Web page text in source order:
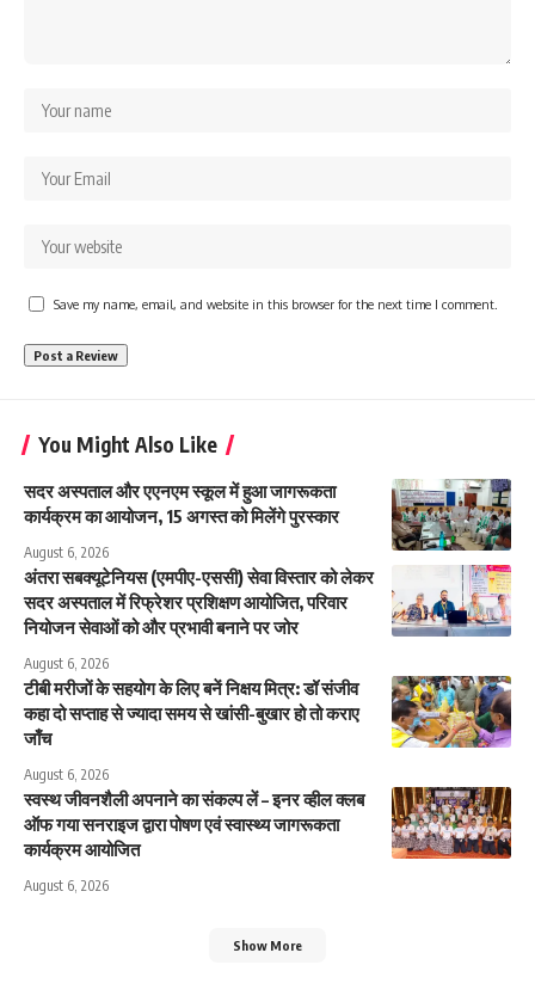
Save my name, email, and website in this browser for the next time I comment.
You Might Also Like
सदर अस्पताल और एएनएम स्कूल में हुआ जागरूकता
कार्यक्रम का आयोजन, 15 अगस्त को मिलेंगे पुरस्कार
August 6, 2026
अंतरा सबक्यूटेनियस (एमपीए-एससी) सेवा विस्तार को लेकर
सदर अस्पताल में रिफ्रेशर प्रशिक्षण आयोजित, परिवार
नियोजन सेवाओं को और प्रभावी बनाने पर जोर
August 6, 2026
टीबी मरीजों के सहयोग के लिए बनें निक्षय मित्र: डॉ संजीव
कहा दो सप्ताह से ज्यादा समय से खांसी-बुखार हो तो कराए
जाँच
August 6, 2026
स्वस्थ जीवनशैली अपनाने का संकल्प लें – इनर व्हील क्लब
ऑफ गया सनराइज द्वारा पोषण एवं स्वास्थ्य जागरूकता
कार्यक्रम आयोजित
August 6, 2026
Show More